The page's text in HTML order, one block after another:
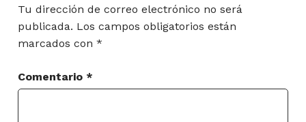
Tu dirección de correo electrónico no será
publicada. Los campos obligatorios están
marcados con *
Comentario *